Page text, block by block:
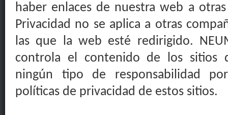
haber enlaces de nuestra web a
Privacidad no se aplica a otras
las que la web esté redirigido.
controla el contenido de los sitios
ningún tipo de responsabilidad
políticas de privacidad de estos sitios.